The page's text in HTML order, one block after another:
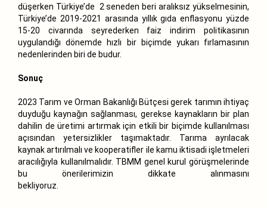
düşerken Türkiye’de 2 seneden beri aralıksız yükselmesinin,
Türkiye’de 2019-2021 arasında yıllık gıda enflasyonu yüzde
15-20 civarında seyrederken faiz indirim politikasının
uygulandığı dönemde hızlı bir biçimde yukarı fırlamasının
nedenlerinden biri de budur.
Sonuç
2023 Tarım ve Orman Bakanlığı Bütçesi gerek tarımın ihtiyaç
duyduğu kaynağın sağlanması, gerekse kaynakların bir plan
dahilin de üretimi artırmak için etkili bir biçimde kullanılması
açısından yetersizlikler taşımaktadır. Tarıma ayrılacak
kaynak artırılmalı ve kooperatifler ile kamu iktisadi işletmeleri
aracılığıyla kullanılmalıdır. TBMM genel kurul görüşmelerinde
bu önerilerimizin dikkate alınmasını
bekliyoruz.